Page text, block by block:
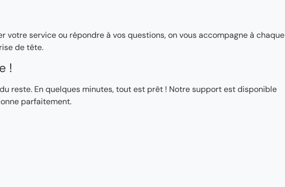
votre service ou répondre à vos questions, on vous accompagne à chaque
de tête.
!
reste. En quelques minutes, tout est prêt ! Notre support est disponible
parfaitement.